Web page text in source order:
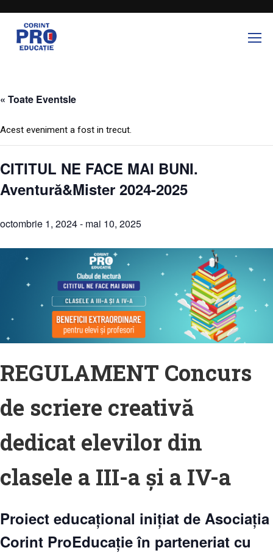
« Toate Eventsle
Acest eveniment a fost in trecut.
CITITUL NE FACE MAI BUNI.
Aventură&Mister 2024-2025
octombrie 1, 2024- mai 10, 2025
REGULAMENT Concurs
de scriere creativă
dedicat elevilor din
clasele a III-a şi a IV-a
Proiect educațional inițiat de Asociația
Corint ProEducație în parteneriat cu